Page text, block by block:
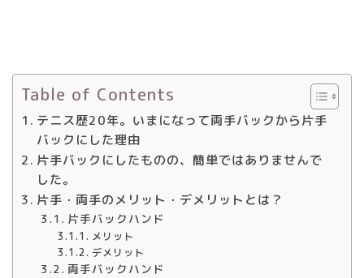
Table of Contents
テニス歴20年。いまになって両手バックから片手
バックにした理由
片手バックにしたものの、簡単ではありませんで
した。
片手・両手のメリット・デメリットとは？
片手バックハンド
メリット
デメリット
両手バックハンド